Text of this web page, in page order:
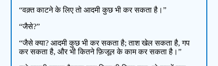
“वक़्त काटने के लिए तो आदमी कुछ भी कर सकता है।”
“जैसे?”
“जैसे क्या? आदमी कुछ भी कर सकता है; ताश खेल सकता है, गप
कर सकता है, और भी कितने फ़िजूल के काम कर सकता है।”